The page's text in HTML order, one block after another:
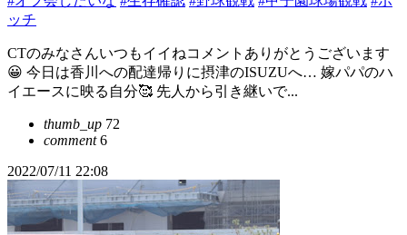
ッチ
CTのみなさんいつもイイねコメントありがとうございます
😀 今日は香川への配達帰りに摂津のISUZUへ… 嫁パパのハ
イエースに映る自分🥰 先人から引き継いで...
thumb_up 72
comment6
2022/07/11 22:08